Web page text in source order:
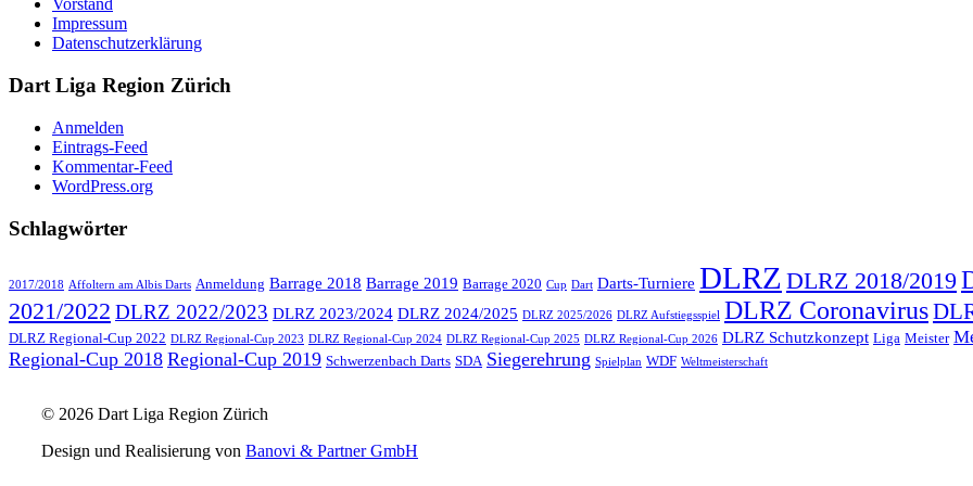
Vorstand
Impressum
Datenschutzerklärung
Dart Liga Region Zürich
Anmelden
Eintrags-Feed
Kommentar-Feed
WordPress.org
Schlagwörter
2017/2018 Affoltern am Albis Darts Anmeldung Barrage 2018 Barrage 2019 Barrage 2020 Cup Dart Darts-Turniere DLRZ DLRZ 2018/2019
2021/2022 DLRZ 2022/2023 DLRZ 2023/2024 DLRZ 2024/2025 DLRZ 2025/2026 DLRZ Aufstiegsspiel DLRZ Coronavirus
DLRZ Regional-Cup 2022 DLRZ Regional-Cup 2023 DLRZ Regional-Cup 2024 DLRZ Regional-Cup 2025 DLRZ Regional-Cup 2026 DLRZ Schutzkonzept Liga Meister
Regional-Cup 2018 Regional-Cup 2019 Schwerzenbach Darts SDA Siegerehrung Spielplan WDF Weltmeisterschaft
© 2026 Dart Liga Region Zürich
Design und Realisierung von Banovi & Partner GmbH